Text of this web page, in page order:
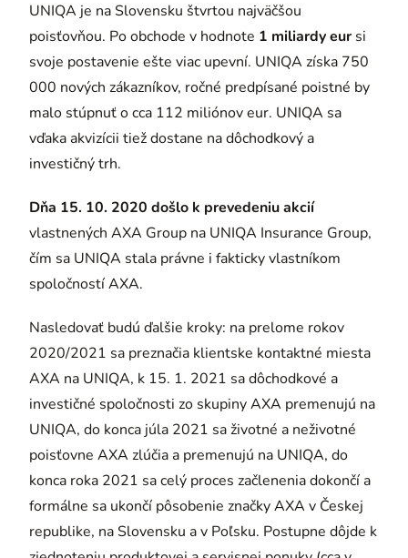
UNIQA je na Slovensku štvrtou najväčšou
poisťovňou. Po obchode v hodnote 1 miliardy eur si
svoje postavenie ešte viac upevní. UNIQA získa 750
000 nových zákazníkov, ročné predpísané poistné by
malo stúpnuť o cca 112 miliónov eur. UNIQA sa
vďaka akvizícii tiež dostane na dôchodkový a
investičný trh.
Dňa 15. 10. 2020 došlo k prevedeniu akcií
vlastnených AXA Group na UNIQA Insurance Group,
čím sa UNIQA stala právne i fakticky vlastníkom
spoločností AXA.
Nasledovať budú ďalšie kroky: na prelome rokov
2020/2021 sa preznačia klientske kontaktné miesta
AXA na UNIQA, k 15. 1. 2021 sa dôchodkové a
investičné spoločnosti zo skupiny AXA premenujú na
UNIQA, do konca júla 2021 sa životné a neživotné
poisťovne AXA zlúčia a premenujú na UNIQA, do
konca roka 2021 sa celý proces začlenenia dokončí a
formálne sa ukončí pôsobenie značky AXA v Českej
republike, na Slovensku a v Poľsku. Postupne dôjde k